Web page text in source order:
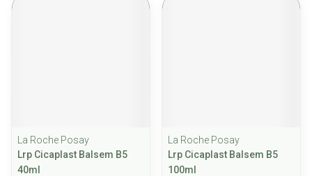
La Roche Posay
Lrp Cicaplast Balsem B5
40ml
La Roche Posay
Lrp Cicaplast Balsem B5
100ml